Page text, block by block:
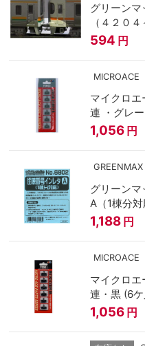
グリーン
（４２０
594 円
MICROACE
マイクロ
連 ・グレ
1,056 円
GREENMAX
グリーン
A（1棟分対
1,188 円
MICROACE
マイクロ
連・黒 (6
1,056 円